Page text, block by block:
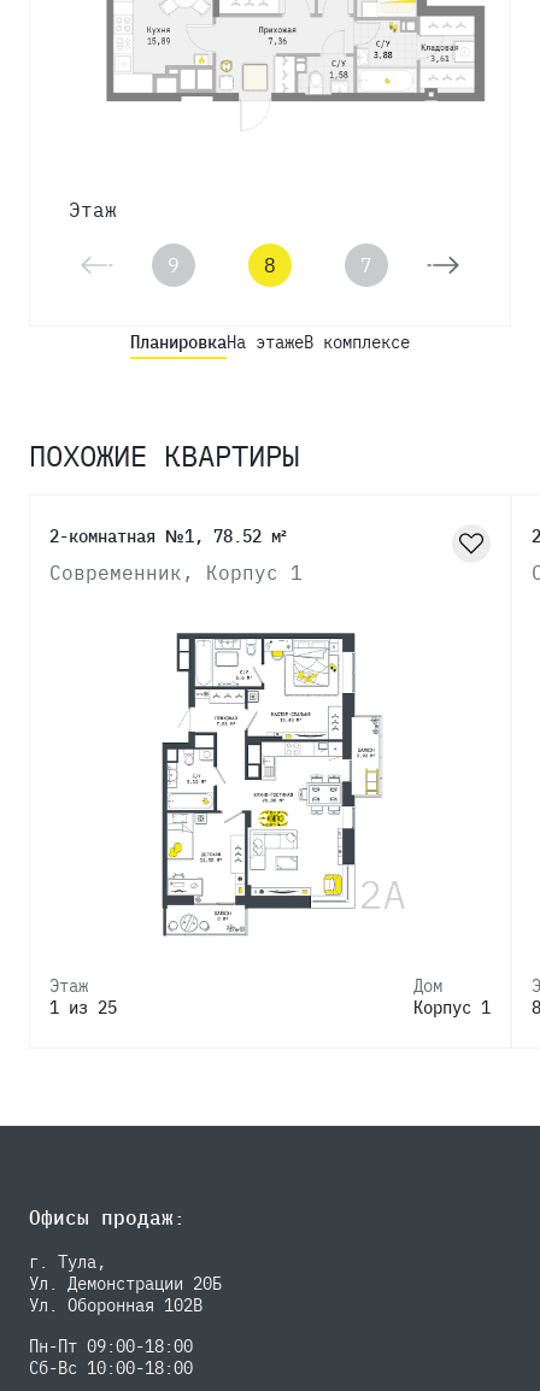
Этаж
9 8 7 6
ПланировкаНа этажеВ комплексе
ПОХОЖИЕ КВАРТИРЫ
2-комнатная №1, 78.52 м²
Современник, Корпус 1
Этаж
1 из 25
Дом
Корпус 1
Офисы продаж:
г. Тула,
Ул. Демонстрации 20Б
Ул. Оборонная 102В
Пн-Пт 09:00-18:00
Сб-Вс 10:00-18:00